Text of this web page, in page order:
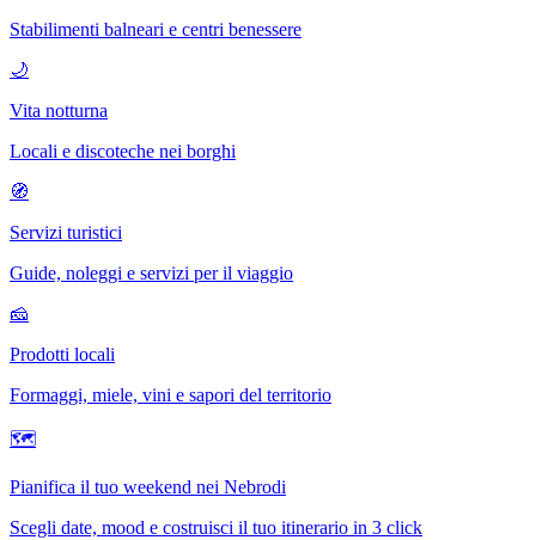
Stabilimenti balneari e centri benessere
🌙
Vita notturna
Locali e discoteche nei borghi
🧭
Servizi turistici
Guide, noleggi e servizi per il viaggio
🧀
Prodotti locali
Formaggi, miele, vini e sapori del territorio
🗺
Pianifica il tuo weekend nei Nebrodi
Scegli date, mood e costruisci il tuo itinerario in 3 click